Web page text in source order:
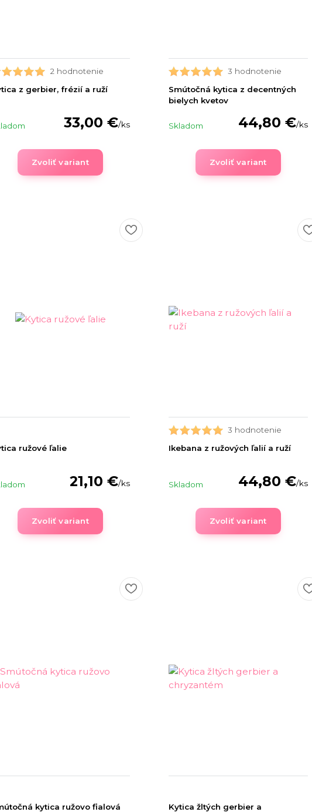
2 hodnotenie
z gerbier, frézií a ruží
33,00 €/ks
Zvoliť variant
3 hodnotenie
Smútočná kytica z decentných
bielych kvetov
44,80 €/ks
Skladom
Zvoliť variant
ružové ľalie
21,10 €/ks
Zvoliť variant
3 hodnotenie
Ikebana z ružových ľalií a ruží
44,80 €/ks
Skladom
Zvoliť variant
kytica ružovo fialová
Kytica žltých gerbier a